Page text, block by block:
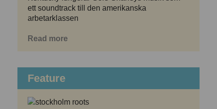
ett soundtrack till den amerikanska
arbetarklassen
Read more
Feature